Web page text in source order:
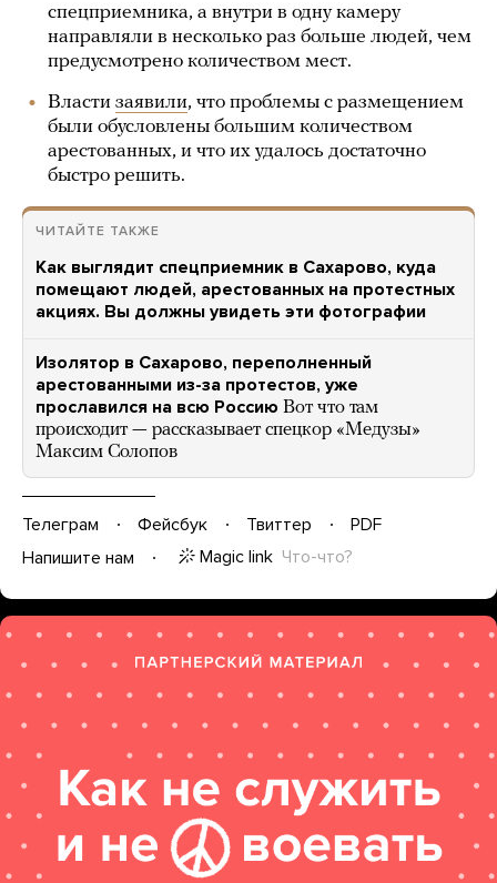
спецприемника, а внутри в одну камеру
направляли в несколько раз больше людей, чем
предусмотрено количеством мест.
Власти заявили, что проблемы с размещением
были обусловлены большим количеством
арестованных, и что их удалось достаточно
быстро решить.
ЧИТАЙТЕ ТАКЖЕ
Как выглядит спецприемник в Сахарово, куда
помещают людей, арестованных на протестных
акциях. Вы должны увидеть эти фотографии
Изолятор в Сахарово, переполненный
арестованными из-за протестов, уже
прославился на всю Россию Вот что там
происходит — рассказывает спецкор «Медузы»
Максим Солопов
Телеграм Фейсбук Твиттер
PDF
Напишите нам
Magic link Что-что?